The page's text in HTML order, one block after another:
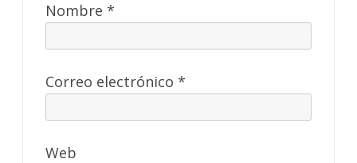
Nombre *
Correo electrónico *
Web